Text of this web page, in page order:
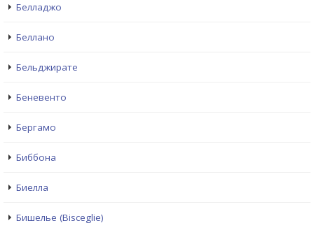
Белладжо
Беллано
Бельджирате
Беневенто
Бергамо
Биббона
Биелла
Бишелье (Bisceglie)